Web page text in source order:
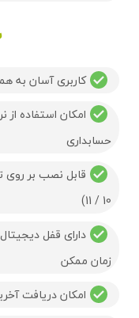
کاربری آسان به
امکان استفاده
حسابداری
10 / 11)
دارای قفل
زمان ممکن
امکان دریافت